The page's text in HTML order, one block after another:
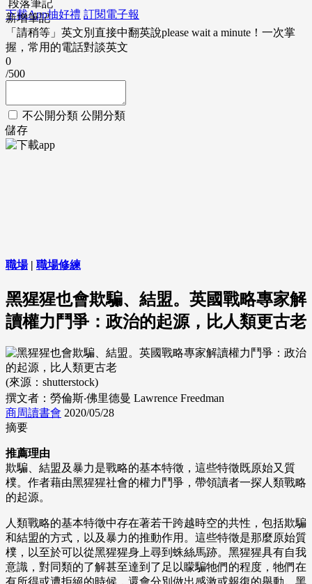
下載App抽好禮 訂閱電子報
段落筆記
新增筆記
「請稍等」英文別直接中翻英說please wait a minute！一次掌
握，常用的電話對談英文
0
/500
不公開分類 公開分類
儲存
職場| 職場修練
黑猩猩也會欺騙、結盟。英國戰略專家解
讀權力鬥爭：政治的起源，比人類更古老
(來源：shutterstock)
撰文者：勞倫斯‧佛里德曼 Lawrence Freedman
商周讀書會 2020/05/28
摘要
推薦理由
欺騙、結盟及暴力是戰略的基本特徵，這些特徵既原始又質
樸。作者藉由黑猩猩社會的權力鬥爭，帶領讀者一探人類戰略
的起源。
人類戰略的基本特徵中存在著若干跨越時空的共性，包括欺騙
和結盟的方式，以及暴力的推動作用。這些特徵是那麼原始質
樸，以至於可以從黑猩猩身上尋到蛛絲馬跡。黑猩猩具有自我
意識，對同類的了解甚至達到了足以矇騙牠們的程度，牠們在